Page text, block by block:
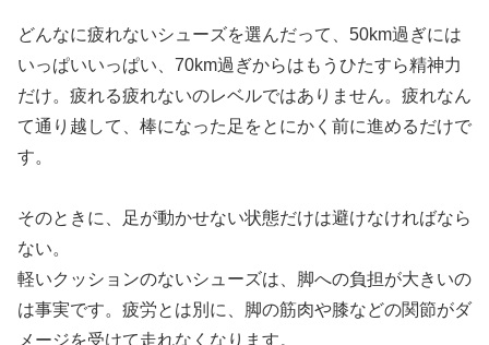
どんなに疲れないシューズを選んだって、50km過ぎには
いっぱいいっぱい、70km過ぎからはもうひたすら精神力
だけ。疲れる疲れないのレベルではありません。疲れなん
て通り越して、棒になった足をとにかく前に進めるだけで
す。
そのときに、足が動かせない状態だけは避けなければなら
ない。
軽いクッションのないシューズは、脚への負担が大きいの
は事実です。疲労とは別に、脚の筋肉や膝などの関節がダ
メージを受けて走れなくなります。